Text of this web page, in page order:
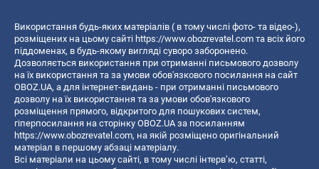
Використання будь-яких матеріалів ( в тому числі фото- та відео-),
розміщених на цьому сайті https://www.obozrevatel.com та всіх його
піддоменах, в будь-якому вигляді суворо заборонено.
Дозволяється використання при отриманні письмового дозволу
на їх використання та за умови обов'язкового посилання на сайт
OBOZ.UA, а для інтернет-видань - при отриманні письмового
дозволу на їх використання та за умови обов'язкового
розміщення прямого, відкритого для пошукових систем,
гіперпосилання на сторінку OBOZ.UA за посиланням
https://www.obozrevatel.com, на якій розміщено оригінальний
матеріал в першому абзаці матеріалу.
Всі матеріали на цьому сайті, в тому числі інтерв’ю, статті,